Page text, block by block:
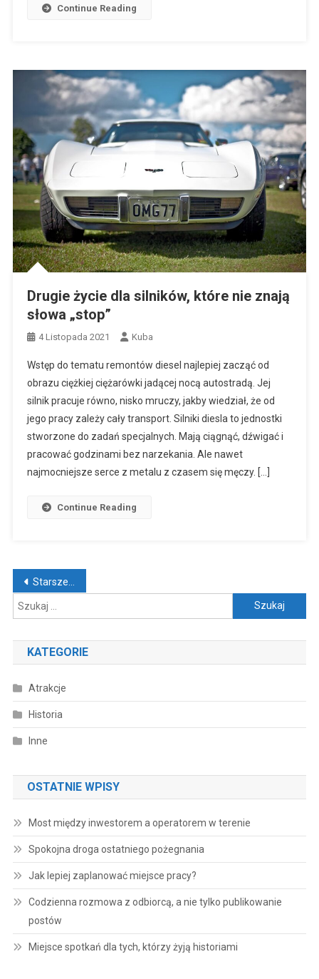
Continue Reading
Drugie życie dla silników, które nie znają
słowa „stop”
4 Listopada 2021 Kuba
Wstęp do tematu remontów diesel najlepiej zacząć od
obrazu ciężkiej ciężarówki jadącej nocą autostradą. Jej
silnik pracuje równo, nisko mruczy, jakby wiedział, że od
jego pracy zależy cały transport. Silniki diesla to jednostki
stworzone do zadań specjalnych. Mają ciągnąć, dźwigać i
pracować godzinami bez narzekania. Ale nawet
najmocniejsze serce z metalu z czasem się męczy. […]
Continue Reading
Nawigacja po wpisach
Starsze wpisy
Szukaj:
KATEGORIE
Atrakcje
Historia
Inne
OSTATNIE WPISY
Most między inwestorem a operatorem w terenie
Spokojna droga ostatniego pożegnania
Jak lepiej zaplanować miejsce pracy?
Codzienna rozmowa z odbiorcą, a nie tylko publikowanie
postów
Miejsce spotkań dla tych, którzy żyją historiami